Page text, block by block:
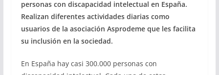
personas con discapacidad intelectual en España.
Realizan diferentes actividades diarias como
usuarios de la asociación Asprodeme que les facilita
su inclusión en la sociedad.
En España hay casi 300.000 personas con